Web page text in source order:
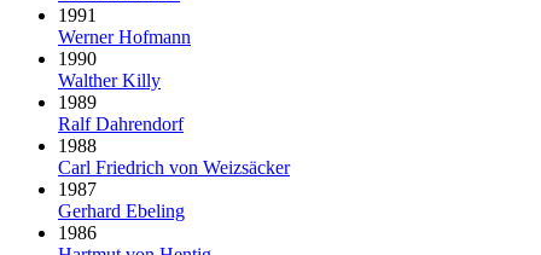
1991
Werner Hofmann
1990
Walther Killy
1989
Ralf Dahrendorf
1988
Carl Friedrich von Weizsäcker
1987
Gerhard Ebeling
1986